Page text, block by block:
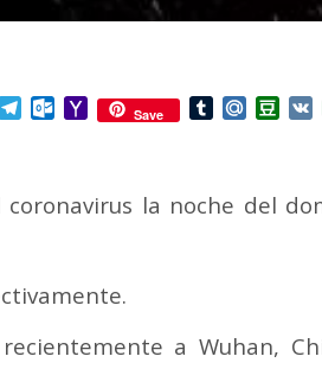
Messenger
TelegramOutlook.com
YahooSave TumblrMail.Ru
la noche del
a Wuhan,